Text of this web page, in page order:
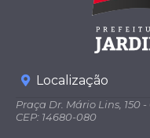
Localização
Praça Dr. Mário Lins, 150
CEP: 14680-080